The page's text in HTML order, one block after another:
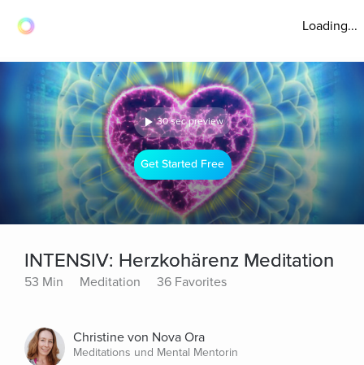
Loading...
30 sec preview
Get Started Free
INTENSIV: Herzkohärenz Meditation
53 Min Meditation 36 Favorites
Christine von Nova Ora
Meditations und Mental Mentorin